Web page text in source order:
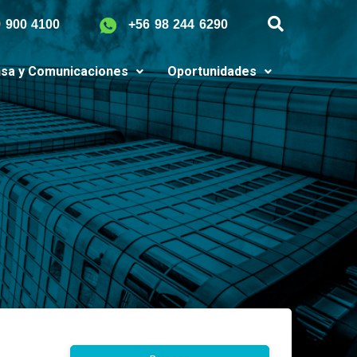
900 4100 +56 98 244 6290
y Comunicaciones Oportunidades